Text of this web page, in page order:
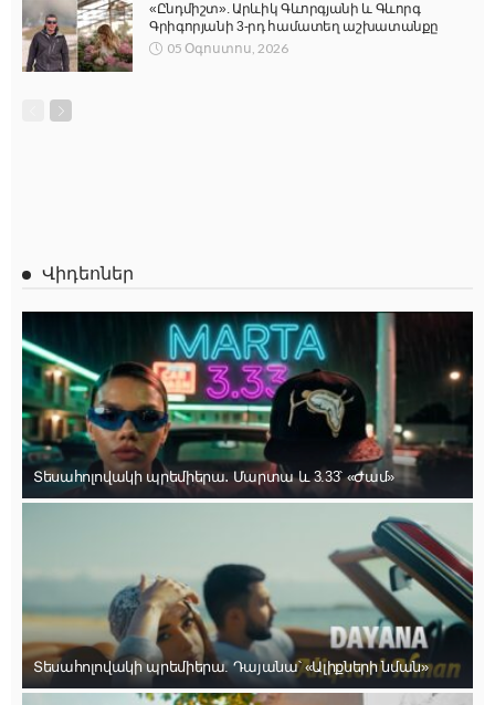
«Ընդմիշտ». Արևիկ Գևորգյանի և Գևորգ
Գրիգորյանի 3-րդ համատեղ աշխատանքը
05 Օգոստոս, 2026
Վիդեոներ
Տեսահոլովակի պրեմիերա․ Մարտա և 3.33՝ «Ժամ»
Տեսահոլովակի պրեմիերա. Դայանա՝ «Ալիքների նման»